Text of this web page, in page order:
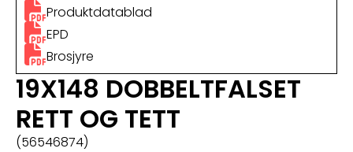
Produktdatablad
EPD
Brosjyre
19X148 DOBBELTFALSET
RETT OG TETT
(56546874)